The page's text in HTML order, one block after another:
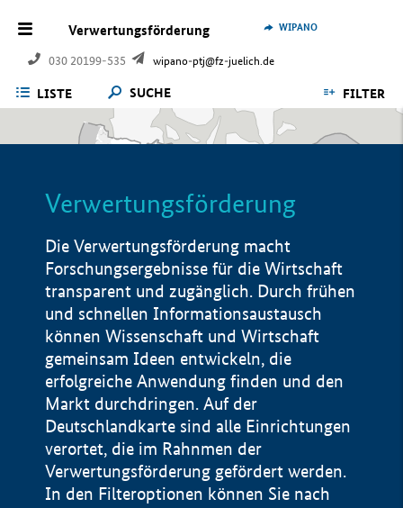
Verwertungsförderung
030 20199-535 wipano-ptj@fz-juelich.de
WIPANO
LISTE SUCHE FILTER
Verwertungsförderung
Die Verwertungsförderung macht
Forschungsergebnisse für die Wirtschaft
transparent und zugänglich. Durch frühen
und schnellen Informationsaustausch
können Wissenschaft und Wirtschaft
gemeinsam Ideen entwickeln, die
erfolgreiche Anwendung finden und den
Markt durchdringen. Auf der
Deutschlandkarte sind alle Einrichtungen
verortet, die im Rahnmen der
Verwertungsförderung gefördert werden.
In den Filteroptionen können Sie nach